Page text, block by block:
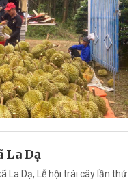
La Dạ
La Dạ, Lễ hội trái cây lần thứ